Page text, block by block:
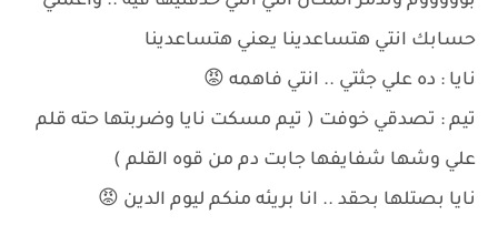
حسابك انتي هتساعدينا يعني هتساعدينا
نايا : ده علي جثتي .. انتي فاهمه 😡
تيم : تصدقي خوفت ( تيم مسكت نايا وضربتها حته قلم
علي وشها شفايفها جابت دم من قوه القلم )
نايا بصتلها بحقد .. انا بريئه منكم ليوم الدين 😡